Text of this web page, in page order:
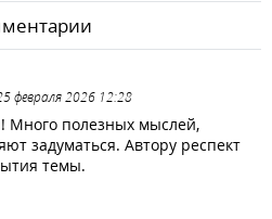
февраля 2026 12:28
Много полезных мыслей,
задуматься. Автору респект
темы.